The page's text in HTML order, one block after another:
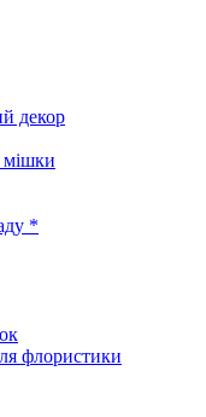
декор
мішки
*
флористики